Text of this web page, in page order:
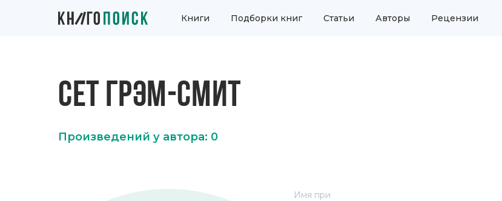
Книги Подборки книг Статьи Авторы Рецензии
СЕТ ГРЭМ-СМИТ
Произведений у автора: 0
Имя при